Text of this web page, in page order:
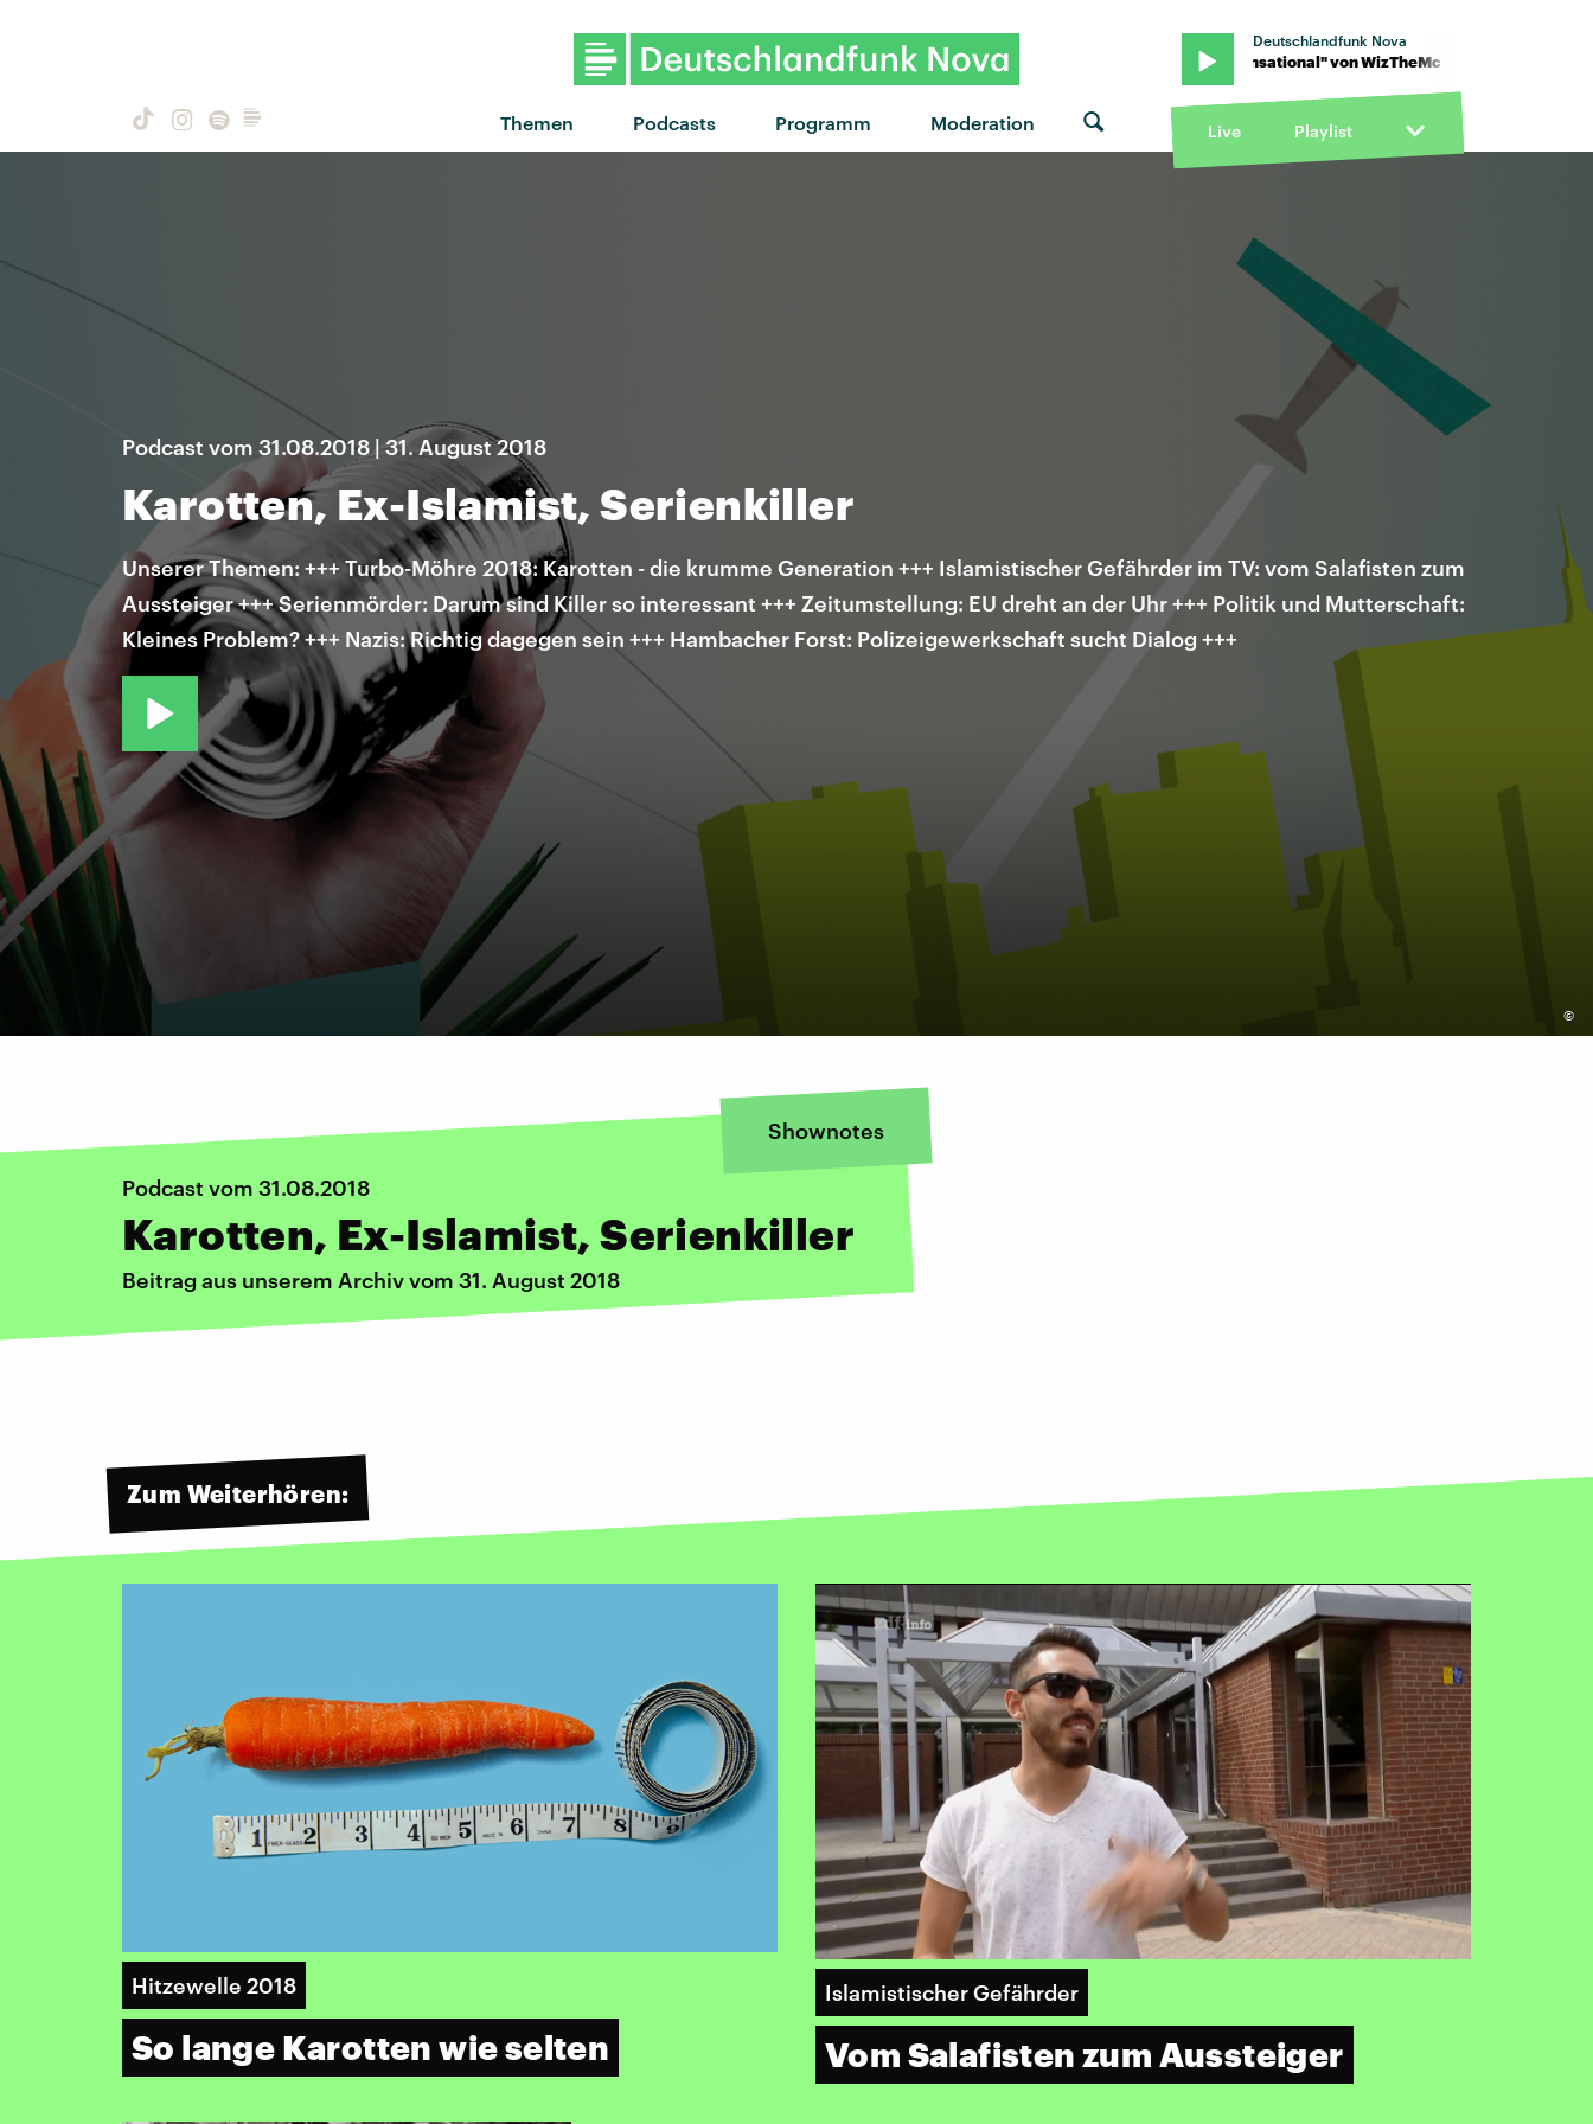
Themen Podcasts Programm Moderation
Deutschlandfunk Nova
"Sensational" von WizTheMc · "Sensational" von WizTheMc · "Sensational" von
Live Playlist
©
Podcast vom 31.08.2018 | 31. August 2018
Karotten, Ex-Islamist, Serienkiller
Unserer Themen: +++ Turbo-Möhre 2018: Karotten - die krumme Generation +++ Islamistischer Gefährder im TV: vom Salafisten zum
Aussteiger +++ Serienmörder: Darum sind Killer so interessant +++ Zeitumstellung: EU dreht an der Uhr +++ Politik und Mutterschaft:
Kleines Problem? +++ Nazis: Richtig dagegen sein +++ Hambacher Forst: Polizeigewerkschaft sucht Dialog +++
Shownotes
Podcast vom 31.08.2018
Karotten, Ex-Islamist, Serienkiller
Beitrag aus unserem Archiv vom 31. August 2018
Zum Weiterhören:
Hitzewelle 2018
So lange Karotten wie selten
Islamistischer Gefährder
Vom Salafisten zum Aussteiger